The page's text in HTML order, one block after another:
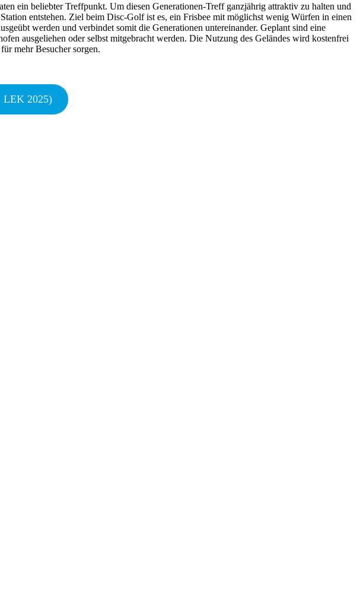
ein beliebter Treffpunkt. Um diesen Generationen-Treff ganzjährig attraktiv zu halten und
entstehen. Ziel beim Disc-Golf ist es, ein Frisbee mit möglichst wenig Würfen in einen
werden und verbindet somit die Generationen untereinander. Geplant sind eine
ausgeliehen oder selbst mitgebracht werden. Die Nutzung des Geländes wird kostenfrei
mehr Besucher sorgen.
LEK 2025)